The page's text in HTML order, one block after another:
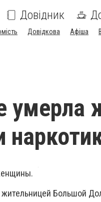
Довідник
Довідкова Афіша
умерла
жительницей Большой